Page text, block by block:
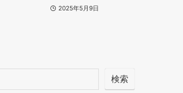
2025年5月9日
検索